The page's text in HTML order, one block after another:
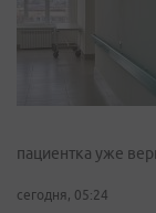
пациентка уже
сегодня, 05:24